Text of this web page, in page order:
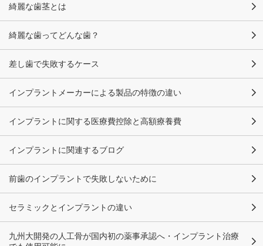
綺麗な歯茎とは
綺麗な歯ってどんな歯？
差し歯で失敗するケース
インプラントメーカーによる製品の特徴の違い
インプラントに関する医療費控除と高額療養費
インプラントに関連するブログ
前歯のインプラントで失敗しないために
セラミックとインプラントの違い
九州大開発の人工骨が国内初の薬事承認へ・インプラント治療